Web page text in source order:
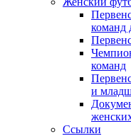
команд
команд
и
Ссылки